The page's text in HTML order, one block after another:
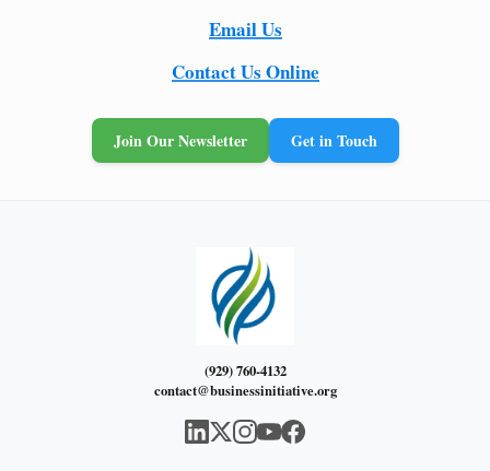
Email Us
Contact Us Online
Join Our Newsletter Get in Touch
(929) 760-4132
contact@businessinitiative.org